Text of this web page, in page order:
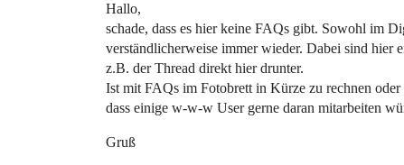
Hallo,
schade, dass es hier keine FAQs gibt. Sowohl im
verständlicherweise immer wieder. Dabei sind hier
z.B. der Thread direkt hier drunter.
Ist mit FAQs im Fotobrett in Kürze zu rechnen
dass einige w-w-w User gerne daran mitarbeiten
Gruß